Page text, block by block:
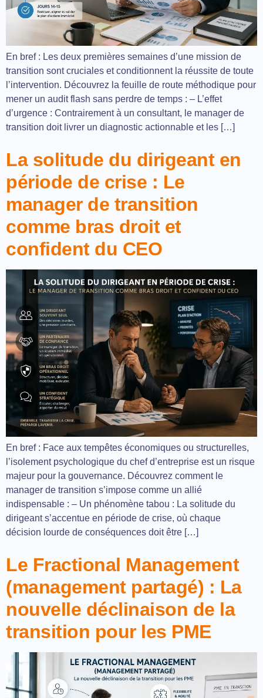
En bref : Les deux premières semaines d’une mission de
transition sont cruciales et conditionnent la réussite de toute
l’intervention. Découvrez la feuille de route méthodique pour
mener un audit flash sans perdre de temps : – L’effet
d’urgence : Contrairement à un consultant, le manager de
transition doit livrer un diagnostic actionnable et les […]
La solitude du dirigeant en
période de crise : Le
manager de transition
comme bras droit et
confident du CEO
En bref : Face aux tempêtes économiques ou structurelles,
l’isolement psychologique du chef d’entreprise est un risque
majeur pour la gouvernance. Découvrez comment le
manager de transition s’impose comme un allié
indispensable : – Un phénomène tabou : La solitude du
dirigeant s’accentue en période de crise, où chaque
décision lourde de conséquences doit être […]
Le Fractional Management
(management partagé) : La
nouvelle déclinaison de la
transition pour les PME